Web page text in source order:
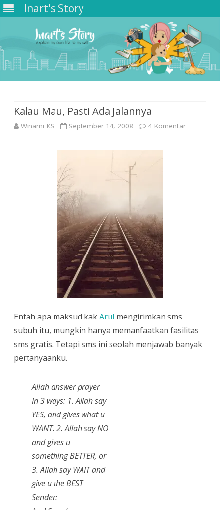
Inart's Story
Kalau Mau, Pasti Ada Jalannya
Winarni KS September 14, 2008 4 Komentarpada
Entah apa maksud kakArul mengirimkan sms
subuh itu, mungkin hanya memanfaatkan fasilitas
sms gratis. Tetapi sms ini seolah menjawab banyak
pertanyaanku.
Allah answer prayer
In 3 ways: 1. Allah say
YES, and gives what u
WANT. 2. Allah say NO
and gives u
something BETTER, or
3. Allah say WAIT and
give u the BEST
Sender: